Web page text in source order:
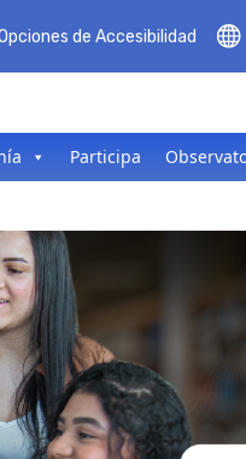
de Accesibilidad
Participa